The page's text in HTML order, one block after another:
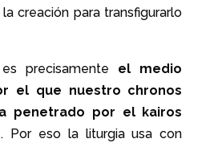
creación para transfigurarlo
precisamente el medio
el que nuestro chronos
penetrado por el kairos
. Por eso la liturgia usa con